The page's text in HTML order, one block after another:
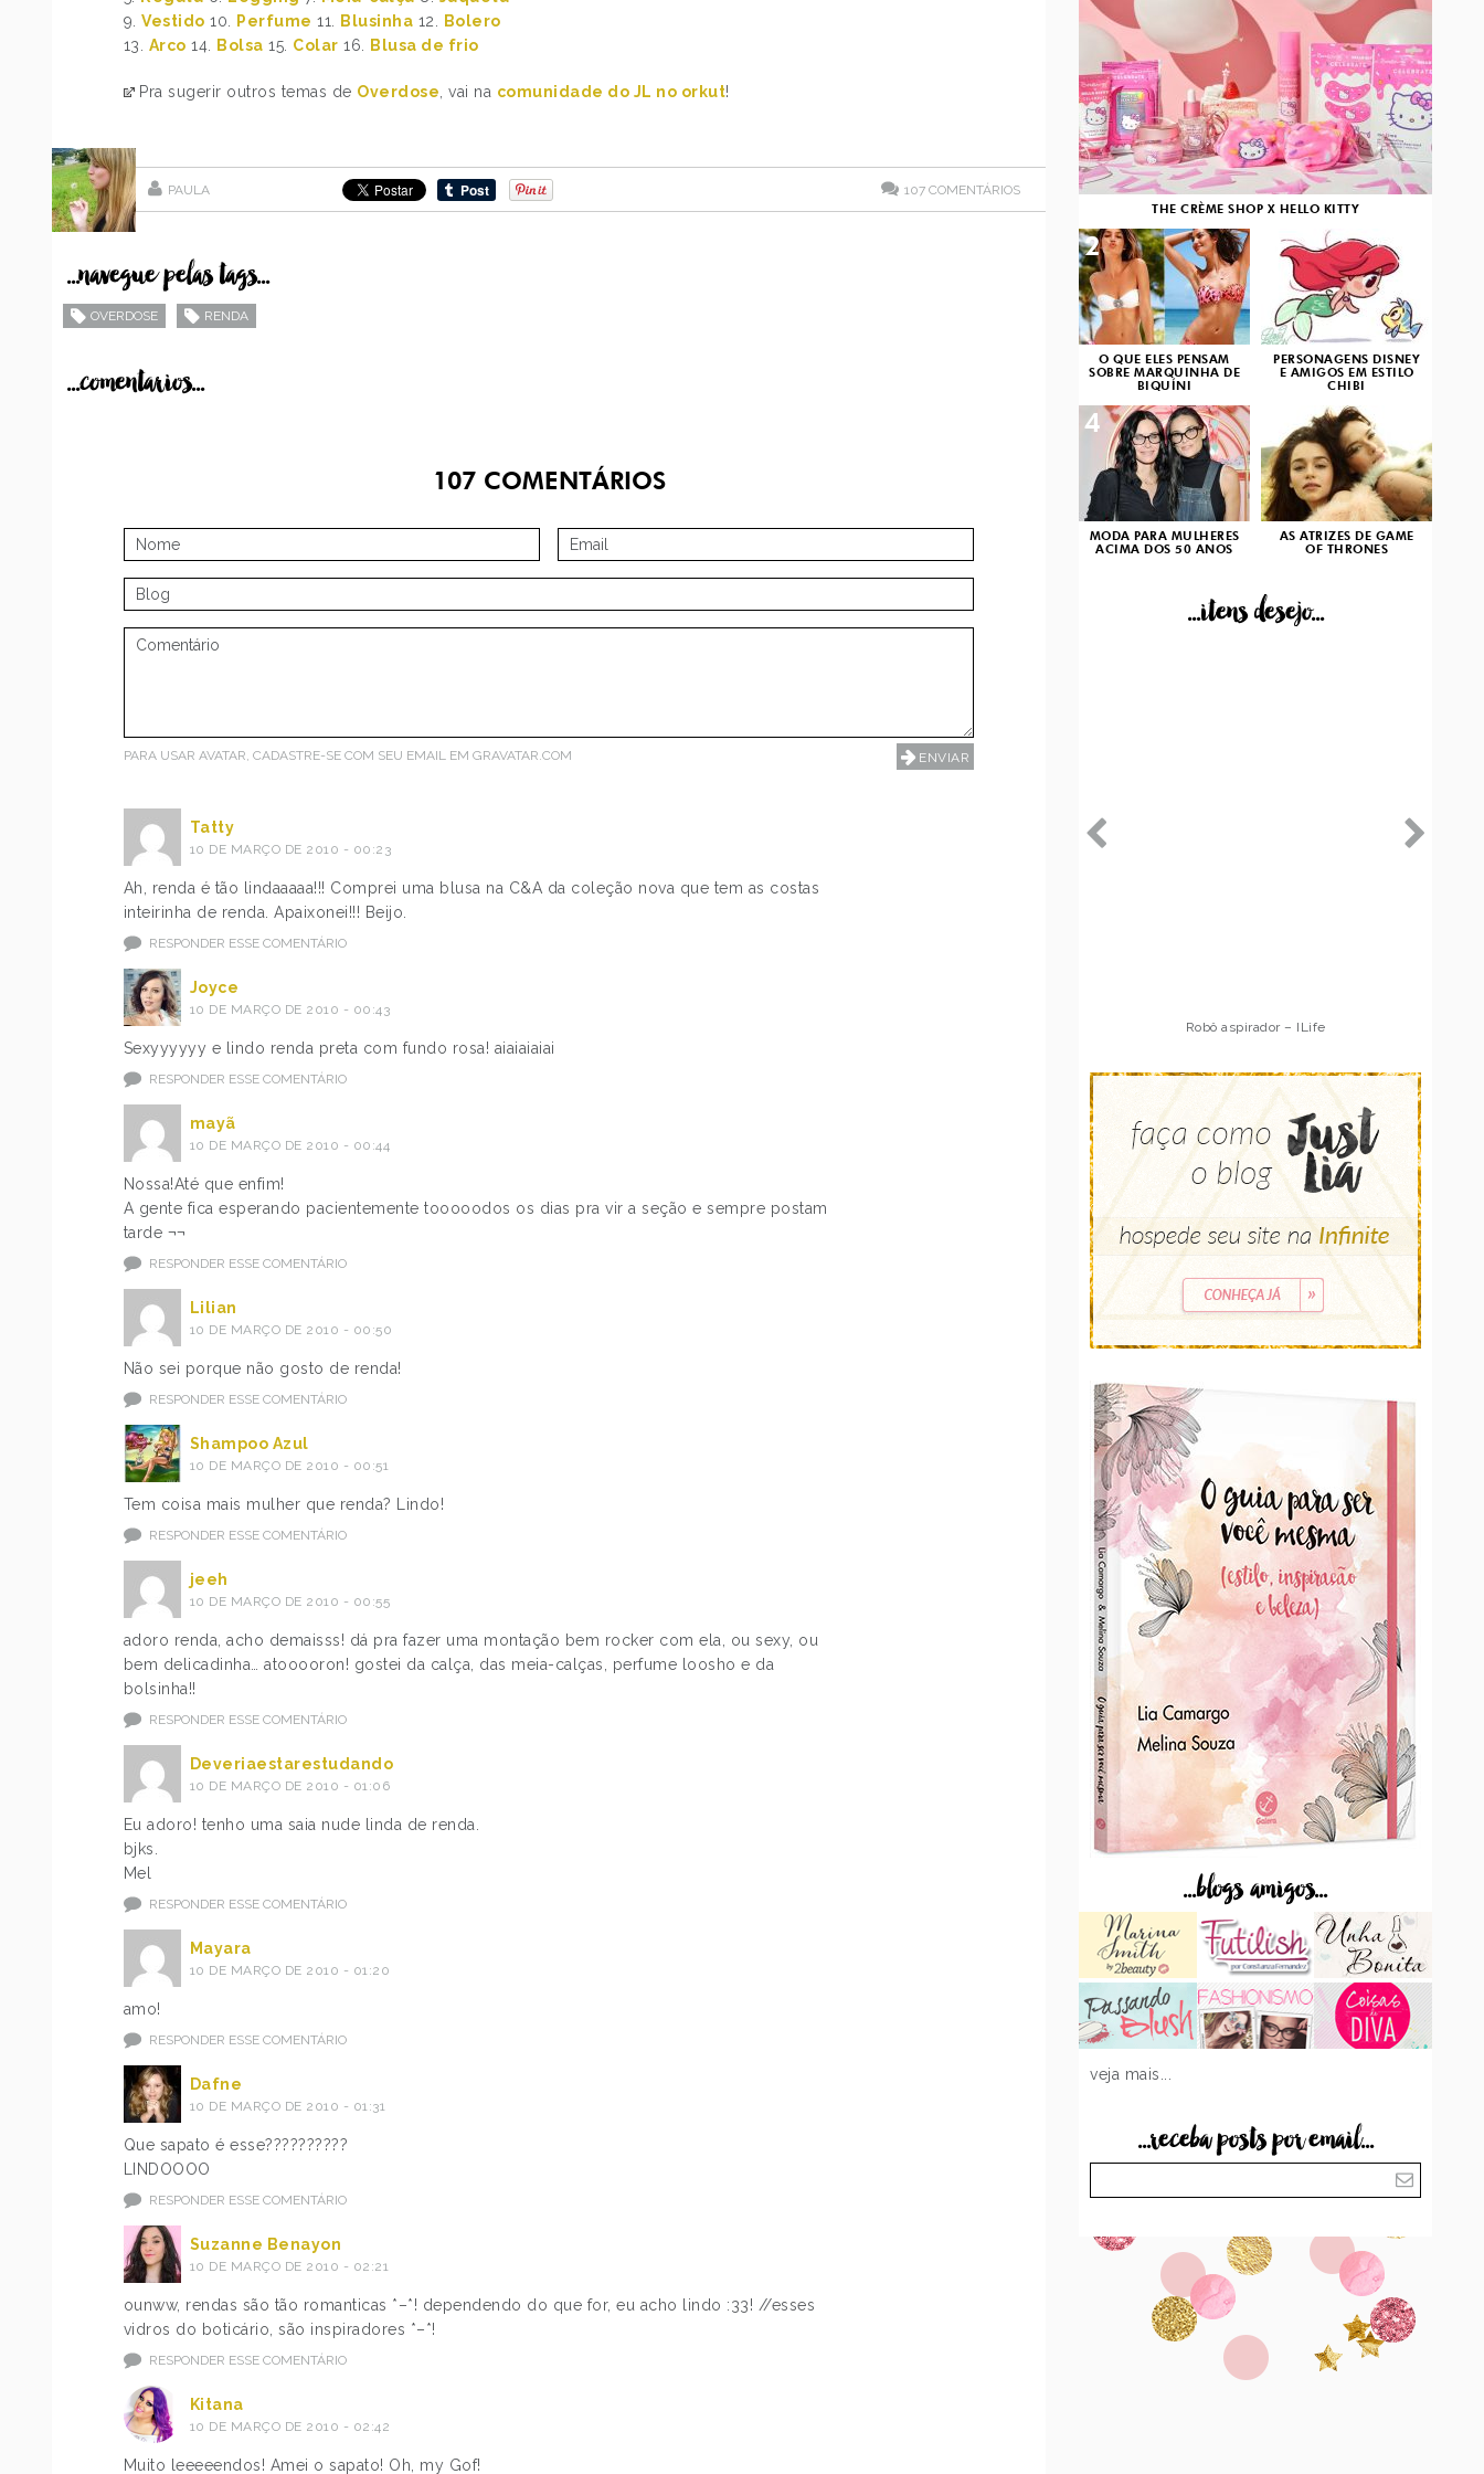
9.Vestido 10. Perfume 11. Blusinha 12.
Bolero
13. Arco 14. Bolsa 15. Colar 16. Blusa de frio
Pra sugerir outros temas de Overdose , vai na comunidade do JL no orkut!
PAULA 107 COMENTÁRIOS
...navegue pelas tags...
OVERDOSE RENDA
...comentarios...
107 COMENTÁRIOS
PARA USAR AVATAR, CADASTRE-SE COM SEU EMAIL EM GRAVATAR.COM
Tatty
10 DE MARÇO DE 2010 - 00:23
Ah, renda é tão lindaaaaa!!! Comprei uma blusa na C&A da coleção nova que tem as costas
inteirinha de renda. Apaixonei!!! Beijo.
RESPONDER ESSE COMENTÁRIO
Joyce
10 DE MARÇO DE 2010 - 00:43
Sexyyyyyy e lindo renda preta com fundo rosa! aiaiaiaiai
RESPONDER ESSE COMENTÁRIO
mayã
10 DE MARÇO DE 2010 - 00:44
Nossa!Até que enfim!
A gente fica esperando pacientemente tooooodos os dias pra vir a seção e sempre postam
tarde ¬¬
RESPONDER ESSE COMENTÁRIO
Lilian
10 DE MARÇO DE 2010 - 00:50
Não sei porque não gosto de renda!
RESPONDER ESSE COMENTÁRIO
Shampoo Azul
10 DE MARÇO DE 2010 - 00:51
Tem coisa mais mulher que renda? Lindo!
RESPONDER ESSE COMENTÁRIO
jeeh
10 DE MARÇO DE 2010 - 00:55
adoro renda, acho demaisss! dá pra fazer uma montação bem rocker com ela, ou sexy, ou
bem delicadinha… atooooron! gostei da calça, das meia-calças, perfume loosho e da
bolsinha!!
RESPONDER ESSE COMENTÁRIO
Deveriaestarestudando
10 DE MARÇO DE 2010 - 01:06
Eu adoro! tenho uma saia nude linda de renda.
bjks.
Mel
RESPONDER ESSE COMENTÁRIO
Mayara
10 DE MARÇO DE 2010 - 01:20
amo!
RESPONDER ESSE COMENTÁRIO
Dafne
10 DE MARÇO DE 2010 - 01:31
Que sapato é esse??????????
LINDOOOO
RESPONDER ESSE COMENTÁRIO
Suzanne Benayon
10 DE MARÇO DE 2010 - 02:21
ounww, rendas são tão romanticas *–*! dependendo do que for, eu acho lindo :33! //esses
vidros do boticário, são inspiradores *–*!
RESPONDER ESSE COMENTÁRIO
Kitana
10 DE MARÇO DE 2010 - 02:42
Muito leeeeendos! Amei o sapato! Oh, my Gof!
THE CRÈME SHOP X HELLO KITTY
O QUE ELES PENSAM
SOBRE MARQUINHA DE
BIQUÍNI
2
PERSONAGENS DISNEY
E AMIGOS EM ESTILO
CHIBI
3
MODA PARA MULHERES
ACIMA DOS 50 ANOS
4
AS ATRIZES DE GAME
OF THRONES
...itens desejo...
Robô aspirador – ILife
...blogs amigos...
veja mais...
...receba posts por email...